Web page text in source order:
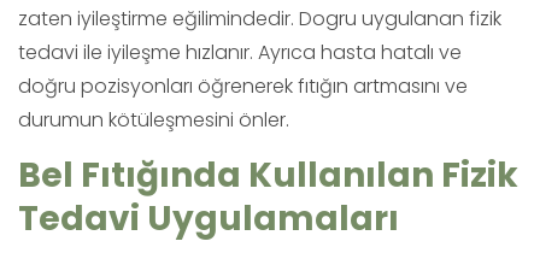
zaten iyileştirme eğilimindedir. Dogru uygulanan fizik
tedavi ile iyileşme hızlanır. Ayrıca hasta hatalı ve
doğru pozisyonları öğrenerek fıtığın artmasını ve
durumun kötüleşmesini önler.
Bel Fıtığında Kullanılan Fizik
Tedavi Uygulamaları